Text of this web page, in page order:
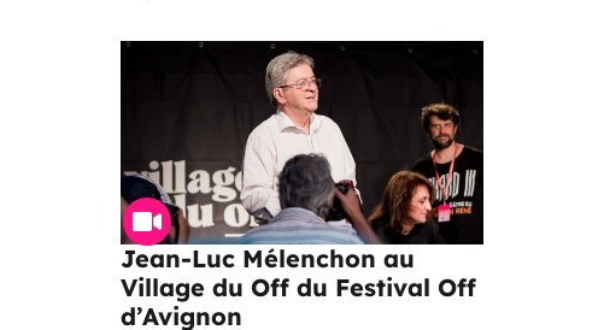
Jean-Luc Mélenchon au
Village du Off du Festival Off
d’Avignon